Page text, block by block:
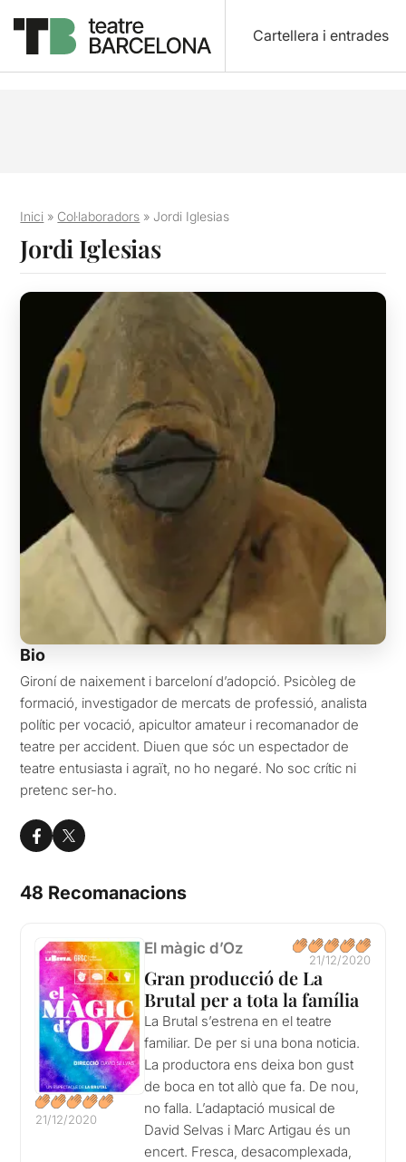
Cartellera i entrades
Inici » Col·laboradors » Jordi Iglesias
Jordi Iglesias
Bio
Gironí de naixement i barceloní d’adopció. Psicòleg de
formació, investigador de mercats de professió, analista
polític per vocació, apicultor amateur i recomanador de
teatre per accident. Diuen que sóc un espectador de
teatre entusiasta i agraït, no ho negaré. No soc crític ni
pretenc ser-ho.
48 Recomanacions
21/12/2020
El màgic d’Oz
21/12/2020
Gran producció de La
Brutal per a tota la família
La Brutal s’estrena en el teatre
familiar. De per si una bona noticia.
La productora ens deixa bon gust
de boca en tot allò que fa. De nou,
no falla. L’adaptació musical de
David Selvas i Marc Artigau és un
encert. Fresca, desacomplexada,